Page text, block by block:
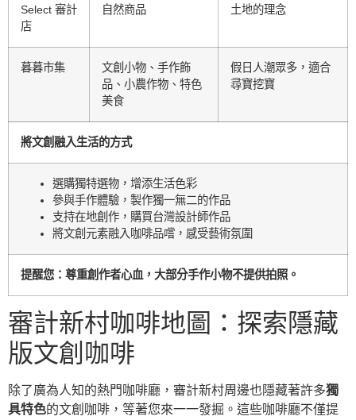
Select 審計
店
自然商品
土地的理念
暮暮市集
文創小物、手作飾
品、小農作物、特色
美食
假日人潮眾多，適合
尋寶挖寶
將文創融入生活的方式
選購獨特選物，增添生活色彩
參與手作體驗，製作獨一無二的作品
支持在地創作，購買台灣設計師作品
將文創元素融入咖啡品嚐，感受藝術氛圍
提醒您：尊重創作者心血，大部分手作小物不提供拍照。
審計新村咖啡地圖：探索隱藏
版文創咖啡
除了廣為人知的熱門咖啡廳，審計新村周邊也隱藏著許多獨
具特色的文創咖啡，等著您來一一發掘。這些咖啡廳不僅提